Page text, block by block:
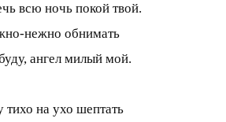
всю ночь покой твой.
нежно обнимать
ангел милый мой.
тихо на ухо шептать